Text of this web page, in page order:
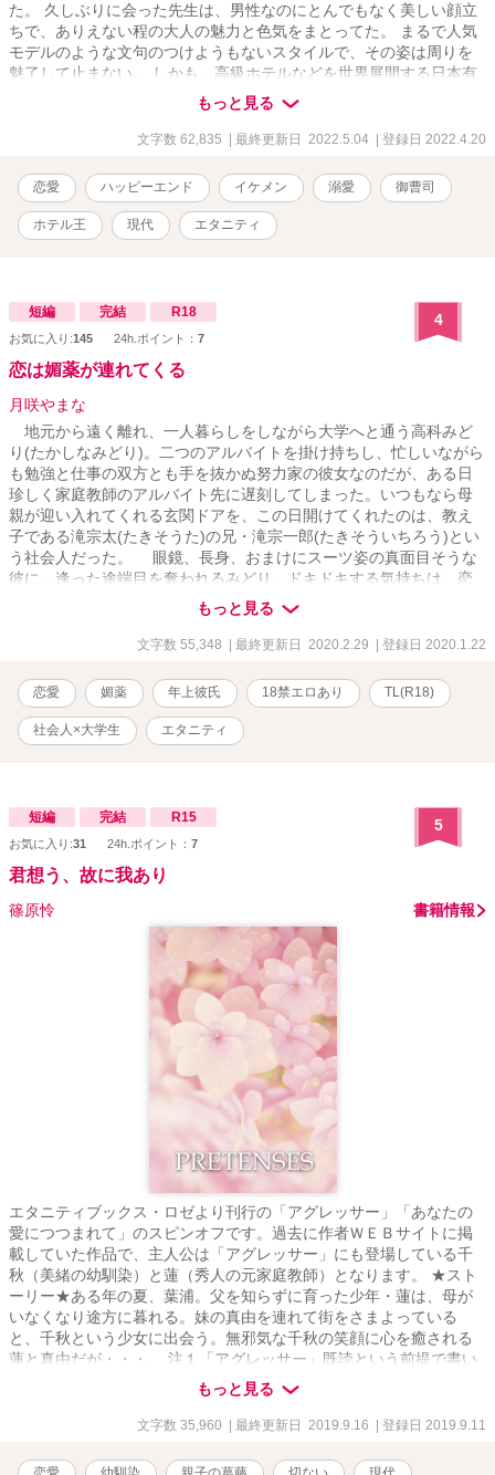
た。 久しぶりに会った先生は、男性なのにとんでもなく美しい顔立
ちで、ありえない程の大人の魅力と色気をまとってた。 まるで人気
モデルのような文句のつけようもないスタイルで、その姿は周りを
魅了して止まない。 しかも、高級ホテルなどを世界展開する日本有
数の大企業「晴月グループ」の御曹司だったなんて… ウエディング
プランナーとして働く私と、一緒に仕事をしている仲間達との関
係、そして、家族の絆… 様々な人間関係の中で進んでいく新しい展
『僕達の再会は…本当の奇跡だ。里桜ちゃんとの出会いを僕は大切
にしたいと思ってる』 「憧れ」のままの存在だったはずの先生との
再会。 気づけば「千隼先生」に偽装恋愛の相手を頼まれて… ねえ、
この出会いに何か意味はあるの？ 本当に…「奇跡」なの？ それと
ランナー 優木 里桜(ゆうき りお) 25歳 うららかな春の到来と共に、
今、2人の止まった時間がキラキラと鮮やかに動き出す。
もっと見る
文字数 62,835 | 最終更新日 2022.5.04 | 登録日 2022.4.20
恋愛 ハッピーエンド イケメン 溺愛 御曹司
ホテル王 現代 エタニティ
短編 完結 R18
お気に入り:145 24h.ポイント： 7
4
恋は媚薬が連れてくる
月咲やまな
地元から遠く離れ、一人暮らしをしながら大学へと通う高科みど
り(たかしなみどり)。二つのアルバイトを掛け持ちし、忙しいながら
も勉強と仕事の双方とも手を抜かぬ努力家の彼女なのだが、ある日
珍しく家庭教師のアルバイト先に遅刻してしまった。いつもなら母
親が迎い入れてくれる玄関ドアを、この日開けてくれたのは、教え
子である滝宗太(たきそうた)の兄・滝宗一郎(たきそういちろう)とい
う社会人だった。 眼鏡、長身、おまけにスーツ姿の真面目そうな
彼に、逢った途端目を奪われるみどり。ドキドキする気持ちは、恋
なのか、それとも彼の暗躍が原因か—— ○一目惚れ・軽い三角関
係・媚薬とが絡んだ、社会人×大学生のTL小説です。 【R18】作品
ですのでご注意下さい。 【関連していなくもない作品】 『伝えぬ
賞 エントリー作品】
もっと見る
文字数 55,348 | 最終更新日 2020.2.29 | 登録日 2020.1.22
恋愛 媚薬 年上彼氏 18禁エロあり TL(R18)
社会人×大学生 エタニティ
短編 完結 R15
お気に入り:31 24h.ポイント： 7
5
君想う、故に我あり
篠原怜 書籍情報
エタニティブックス・ロゼより刊行の「アグレッサー」「あなたの
愛につつまれて」のスピンオフです。過去に作者ＷＥＢサイトに掲
載していた作品で、主人公は「アグレッサー」にも登場している千
秋（美緒の幼馴染）と蓮（秀人の元家庭教師）となります。 ★スト
ーリー★ある年の夏、葉浦。父を知らずに育った少年・蓮は、母が
いなくなり途方に暮れる。妹の真由を連れて街をさまよっている
と、千秋という少女に出会う。無邪気な千秋の笑顔に心を癒される
蓮と真由だが・・・。 注１「アグレッサー」既読という前提で書い
ているため、やや設定がつかみにくいかもしれません。 注２ 2006
年ごろ公開した作品なので、現在とは社会情勢や常識などが異なり
ます。 誤字脱字ご容赦ください。以上ご理解のうえお進みくださ
もっと見る
文字数 35,960 | 最終更新日 2019.9.16 | 登録日 2019.9.11